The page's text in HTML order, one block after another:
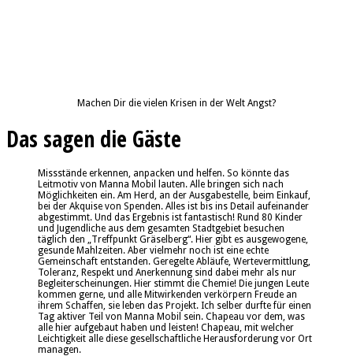
Machen Dir die vielen Krisen in der Welt Angst?
Das sagen die Gäste
Missstände erkennen, anpacken und helfen. So könnte das
Leitmotiv von Manna Mobil lauten. Alle bringen sich nach
Möglichkeiten ein. Am Herd, an der Ausgabestelle, beim Einkauf,
bei der Akquise von Spenden. Alles ist bis ins Detail aufeinander
abgestimmt. Und das Ergebnis ist fantastisch! Rund 80 Kinder
und Jugendliche aus dem gesamten Stadtgebiet besuchen
täglich den „Treffpunkt Gräselberg“. Hier gibt es ausgewogene,
gesunde Mahlzeiten. Aber vielmehr noch ist eine echte
Gemeinschaft entstanden. Geregelte Abläufe, Wertevermittlung,
Toleranz, Respekt und Anerkennung sind dabei mehr als nur
Begleiterscheinungen. Hier stimmt die Chemie! Die jungen Leute
kommen gerne, und alle Mitwirkenden verkörpern Freude an
ihrem Schaffen, sie leben das Projekt. Ich selber durfte für einen
Tag aktiver Teil von Manna Mobil sein. Chapeau vor dem, was
alle hier aufgebaut haben und leisten! Chapeau, mit welcher
Leichtigkeit alle diese gesellschaftliche Herausforderung vor Ort
managen.